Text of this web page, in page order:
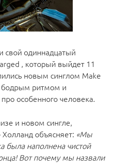
свой одиннадцатый
, который выйдет 11
новым синглом Make
бодрым ритмом и
особенного человека.
и новом сингле,
Холланд объясняет: «Мы
была наполнена чистой
Вот почему мы назвали